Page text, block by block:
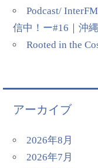
Podcast/
信中！ー#16｜沖
Rooted in the
アーカイブ
2026年8月
2026年7月